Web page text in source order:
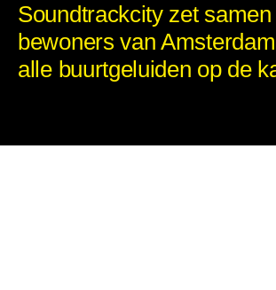
Soundtrackcity zet
bewoners van
alle buurtgeluiden op de